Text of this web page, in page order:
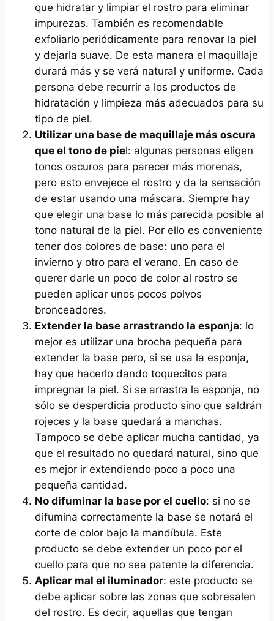
que hidratar y limpiar el rostro para eliminar
impurezas. También es recomendable
exfoliarlo periódicamente para renovar la piel
y dejarla suave. De esta manera el maquillaje
durará más y se verá natural y uniforme. Cada
persona debe recurrir a los productos de
hidratación y limpieza más adecuados para su
tipo de piel.
Utilizar una base de maquillaje más oscura
que el tono de piel: algunas personas eligen
tonos oscuros para parecer más morenas,
pero esto envejece el rostro y da la sensación
de estar usando una máscara. Siempre hay
que elegir una base lo más parecida posible al
tono natural de la piel. Por ello es conveniente
tener dos colores de base: uno para el
invierno y otro para el verano. En caso de
querer darle un poco de color al rostro se
pueden aplicar unos pocos polvos
bronceadores.
Extender la base arrastrando la esponja: lo
mejor es utilizar una brocha pequeña para
extender la base pero, si se usa la esponja,
hay que hacerlo dando toquecitos para
impregnar la piel. Si se arrastra la esponja, no
sólo se desperdicia producto sino que saldrán
rojeces y la base quedará a manchas.
Tampoco se debe aplicar mucha cantidad, ya
que el resultado no quedará natural, sino que
es mejor ir extendiendo poco a poco una
pequeña cantidad.
No difuminar la base por el cuello: si no se
difumina correctamente la base se notará el
corte de color bajo la mandíbula. Este
producto se debe extender un poco por el
cuello para que no sea patente la diferencia.
Aplicar mal el iluminador: este producto se
debe aplicar sobre las zonas que sobresalen
del rostro. Es decir, aquellas que tengan